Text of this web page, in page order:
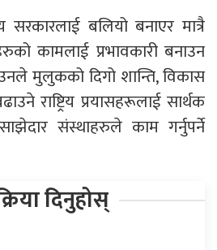
सरकारलाई बलियो बनाएर मात्रै
कामलाई प्रभावकारी बनाउन
मुलुकको दिगो शान्ति, विकास
राष्ट्रिय प्रयासहरूलाई सार्थक
संस्थाहरुले काम गर्नुपर्ने
दिनुहोस्